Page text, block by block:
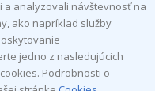
analyzovali návštevnosť na
ako napríklad služby
jedno z nasledujúcich
Podrobnosti o